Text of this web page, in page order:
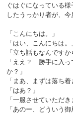
ぐはぐになっている
したうっかり者が、今
「こんにちは。」
「はい、こんにちは。
「立ち話もなんです
「ええ？ 勝手に入っ
か？」
「まあ、まずは落ち
「はあ？」
「一服させていただ
「あのー、どういう御